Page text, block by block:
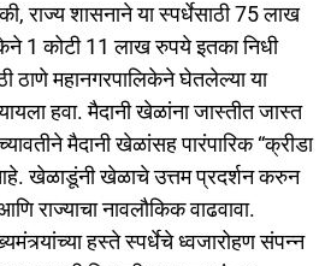
राज्य शासनाने या स्पर्धेसाठी 75 लाख
1 कोटी 11 लाख रुपये इतका निधी
ठाणे महानगरपालिकेने घेतलेल्या या
हवा. मैदानी खेळांना जास्तीत जास्त
मैदानी खेळांसह पारंपारिक “क्रीडा
खेळाडूंनी खेळाचे उत्तम प्रदर्शन करुन
राज्याचा नावलौकिक वाढवावा.
हस्ते स्पर्धेचे ध्वजारोहण संपन्न